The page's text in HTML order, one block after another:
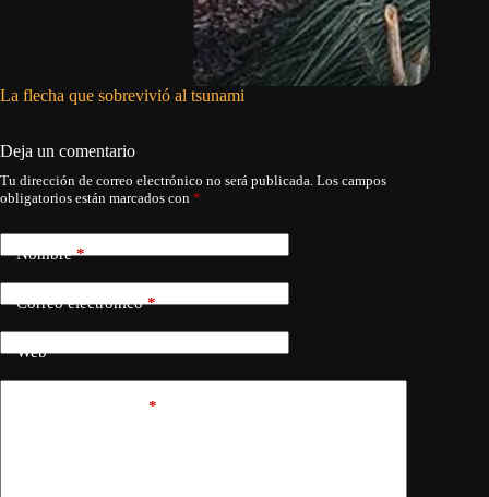
La flecha que sobrevivió al tsunami
Deja un comentario
Tu dirección de correo electrónico no será publicada. Los campos
obligatorios están marcados con *
Nombre*
Correo electrónico*
Web
*